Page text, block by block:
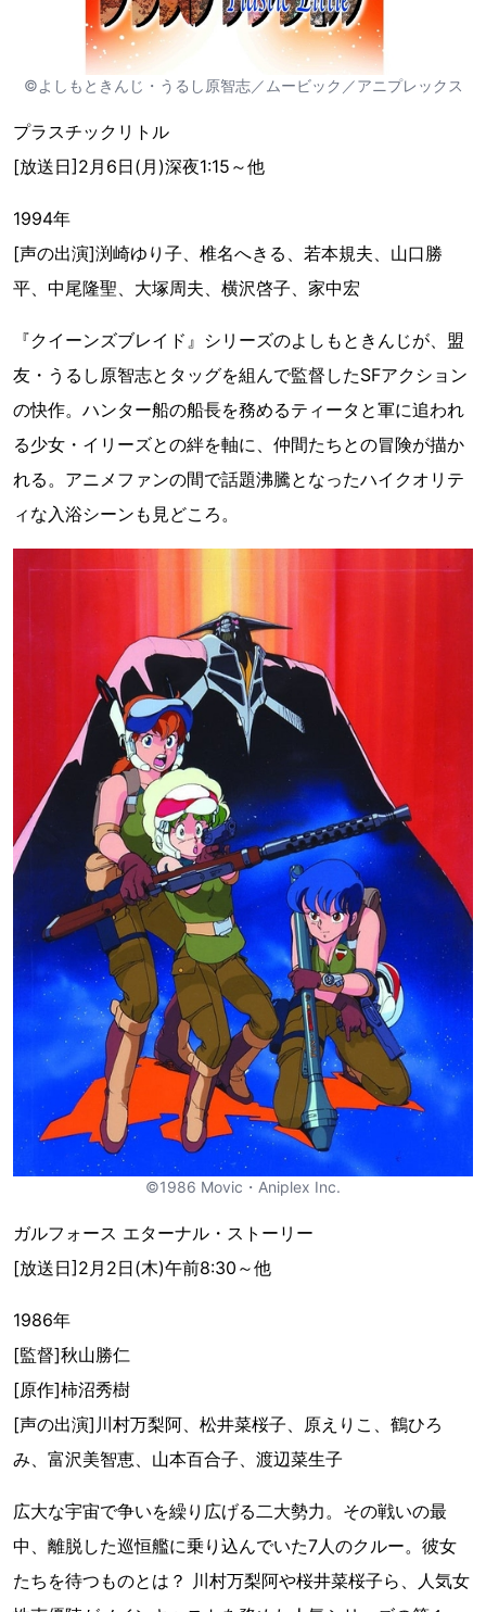
©よしもときんじ・うるし原智志／ムービック／アニプレックス
プラスチックリトル
[放送日]2月6日(月)深夜1:15～他
1994年
[声の出演]渕崎ゆり子、椎名へきる、若本規夫、山口勝
平、中尾隆聖、大塚周夫、横沢啓子、家中宏
『クイーンズブレイド』シリーズのよしもときんじが、盟
友・うるし原智志とタッグを組んで監督したSFアクション
の快作。ハンター船の船長を務めるティータと軍に追われ
る少女・イリーズとの絆を軸に、仲間たちとの冒険が描か
れる。アニメファンの間で話題沸騰となったハイクオリテ
ィな入浴シーンも見どころ。
©1986 Movic・Aniplex Inc.
ガルフォース エターナル・ストーリー
[放送日]2月2日(木)午前8:30～他
1986年
[監督]秋山勝仁
[原作]柿沼秀樹
[声の出演]川村万梨阿、松井菜桜子、原えりこ、鶴ひろ
み、富沢美智恵、山本百合子、渡辺菜生子
広大な宇宙で争いを繰り広げる二大勢力。その戦いの最
中、離脱した巡恒艦に乗り込んでいた7人のクルー。彼女
たちを待つものとは？ 川村万梨阿や桜井菜桜子ら、人気女